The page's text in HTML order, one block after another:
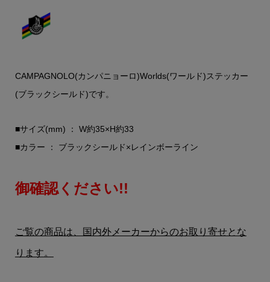
CAMPAGNOLO(カンパニョーロ)Worlds(ワールド)ステッカー
(ブラックシールド)です。
■サイズ(mm) ： W約35×H約33
■カラー ： ブラックシールド×レインボーライン
御確認ください!!
ご覧の商品は、国内外メーカーからのお取り寄せとな
ります。